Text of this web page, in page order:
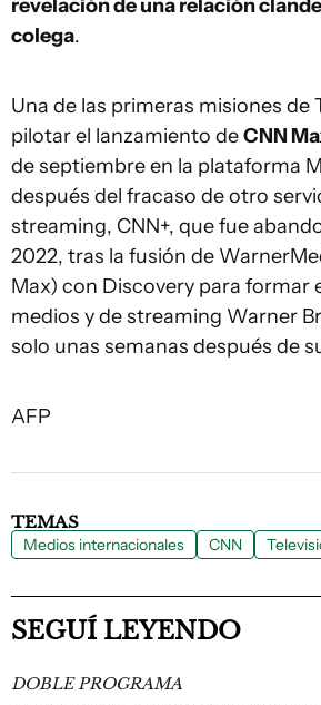
revelación de una relación
colega.
Una de las primeras misiones de
pilotar el lanzamiento deCNN
de septiembre en la plataforma
después del fracaso de otro
streaming, CNN+, que fue
2022, tras la fusión de
Max) con Discovery para formar
medios y de streaming Warner
solo unas semanas después de
AFP
TEMAS
Medios internacionales CNN
SEGUÍ LEYENDO
DOBLE PROGRAMA